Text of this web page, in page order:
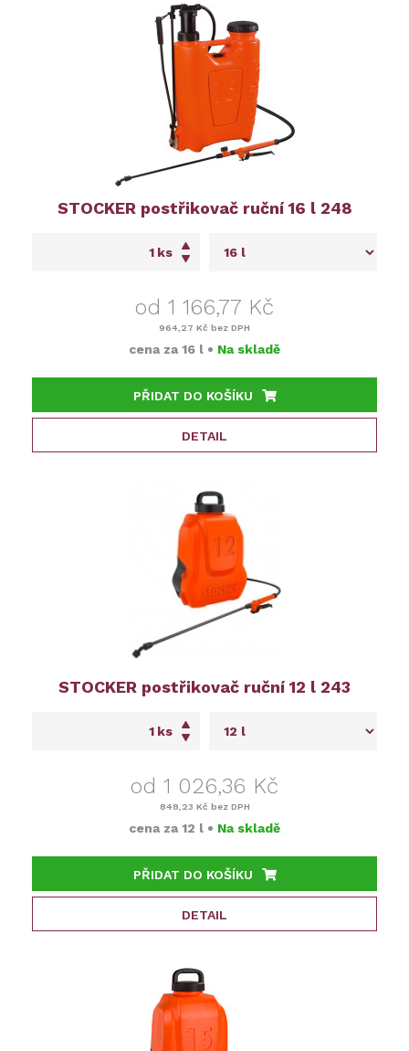
STOCKER postřikovač ruční 16 l 248
ks
od 1 166,77 Kč
964,27 Kč bez DPH
cena za 16 l • Na skladě
PŘIDAT DO KOŠÍKU
DETAIL
STOCKER postřikovač ruční 12 l 243
ks
od 1 026,36 Kč
848,23 Kč bez DPH
cena za 12 l • Na skladě
PŘIDAT DO KOŠÍKU
DETAIL